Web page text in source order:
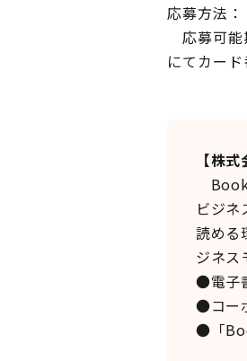
応募方法：
応募可能
にてカー
【株
ビジ
読める
ジネス
●電子
●コ
●「